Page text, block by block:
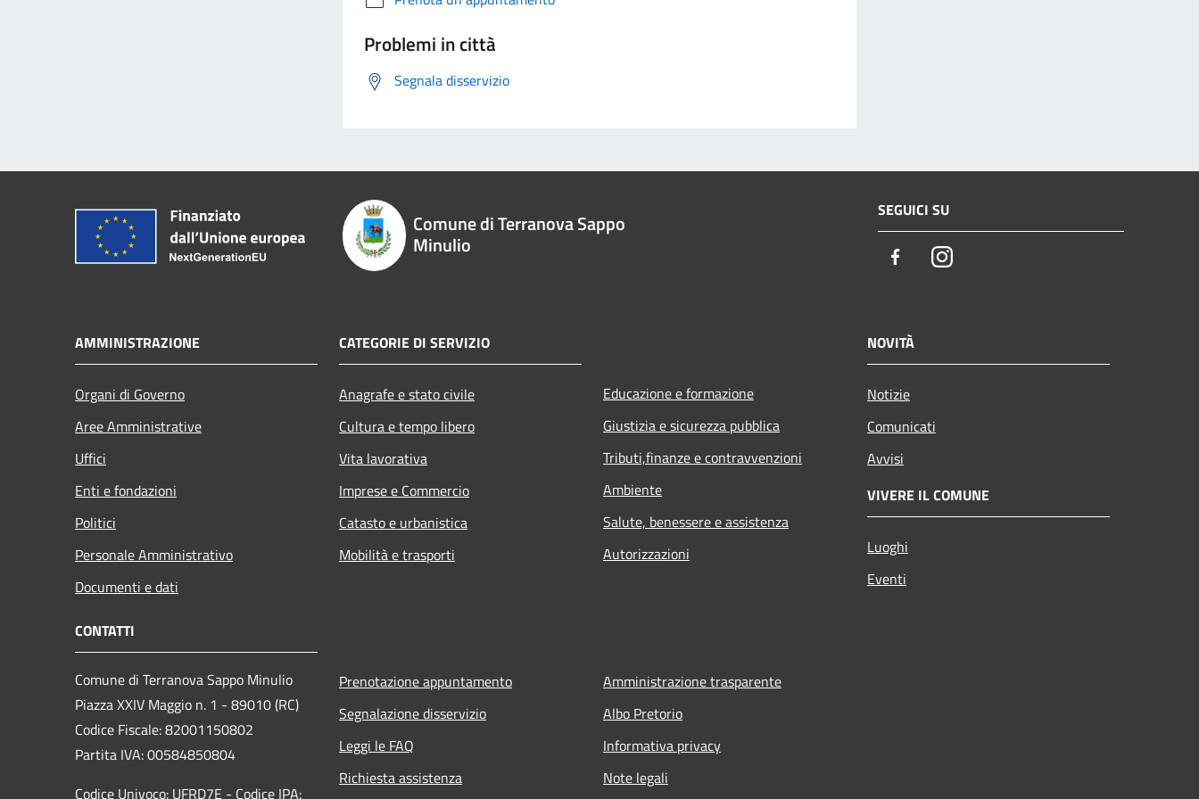
Problemi in città
Segnala disservizio
Comune di Terranova Sappo
Minulio
SEGUICI SU
FacebookInstagram
AMMINISTRAZIONE
Organi di Governo
Aree Amministrative
Uffici
Enti e fondazioni
Politici
Personale Amministrativo
Documenti e dati
CATEGORIE DI SERVIZIO
Anagrafe e stato civile
Cultura e tempo libero
Vita lavorativa
Imprese e Commercio
Catasto e urbanistica
Mobilità e trasporti
Educazione e formazione
Giustizia e sicurezza pubblica
Tributi,finanze e contravvenzioni
Ambiente
Salute, benessere e assistenza
Autorizzazioni
NOVITÀ
Notizie
Comunicati
Avvisi
VIVERE IL COMUNE
Luoghi
Eventi
CONTATTI
Comune di Terranova Sappo Minulio
Piazza XXIV Maggio n. 1 - 89010 (RC)
Codice Fiscale: 82001150802
Partita IVA: 00584850804
Codice Univoco: UFRD7E - Codice IPA:
Prenotazione appuntamento
Segnalazione disservizio
Leggi le FAQ
Richiesta assistenza
Amministrazione trasparente
Albo Pretorio
Informativa privacy
Note legali